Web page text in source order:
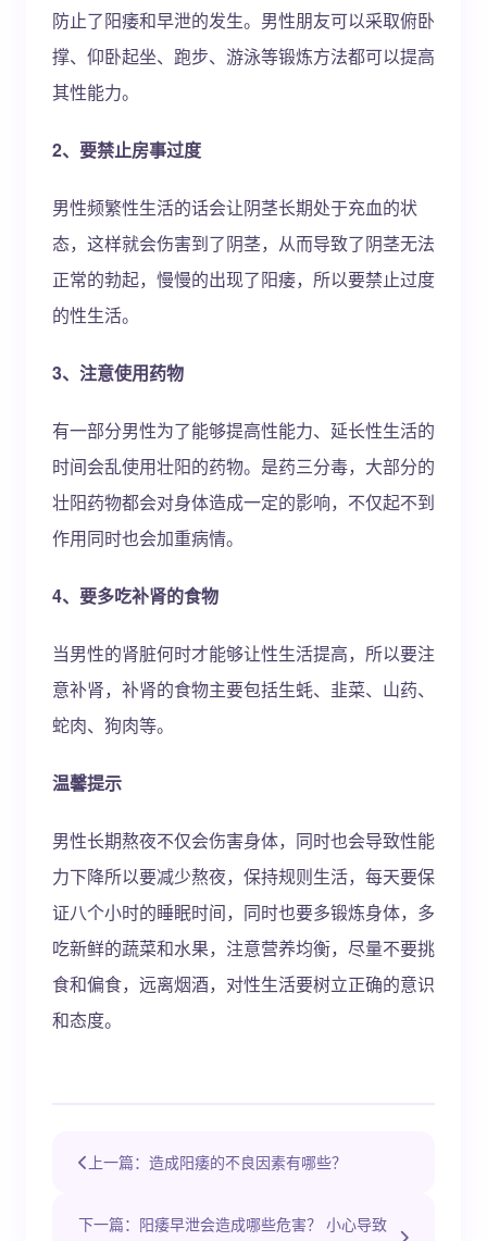
防止了阳痿和早泄的发生。男性朋友可以采取俯卧
撑、仰卧起坐、跑步、游泳等锻炼方法都可以提高
其性能力。
2、要禁止房事过度
男性频繁性生活的话会让阴茎长期处于充血的状
态，这样就会伤害到了阴茎，从而导致了阴茎无法
正常的勃起，慢慢的出现了阳痿，所以要禁止过度
的性生活。
3、注意使用药物
有一部分男性为了能够提高性能力、延长性生活的
时间会乱使用壮阳的药物。是药三分毒，大部分的
壮阳药物都会对身体造成一定的影响，不仅起不到
作用同时也会加重病情。
4、要多吃补肾的食物
当男性的肾脏何时才能够让性生活提高，所以要注
意补肾，补肾的食物主要包括生蚝、韭菜、山药、
蛇肉、狗肉等。
温馨提示
男性长期熬夜不仅会伤害身体，同时也会导致性能
力下降所以要减少熬夜，保持规则生活，每天要保
证八个小时的睡眠时间，同时也要多锻炼身体，多
吃新鲜的蔬菜和水果，注意营养均衡，尽量不要挑
食和偏食，远离烟酒，对性生活要树立正确的意识
和态度。
上一篇：造成阳痿的不良因素有哪些？
下一篇：阳痿早泄会造成哪些危害？ 小心导致